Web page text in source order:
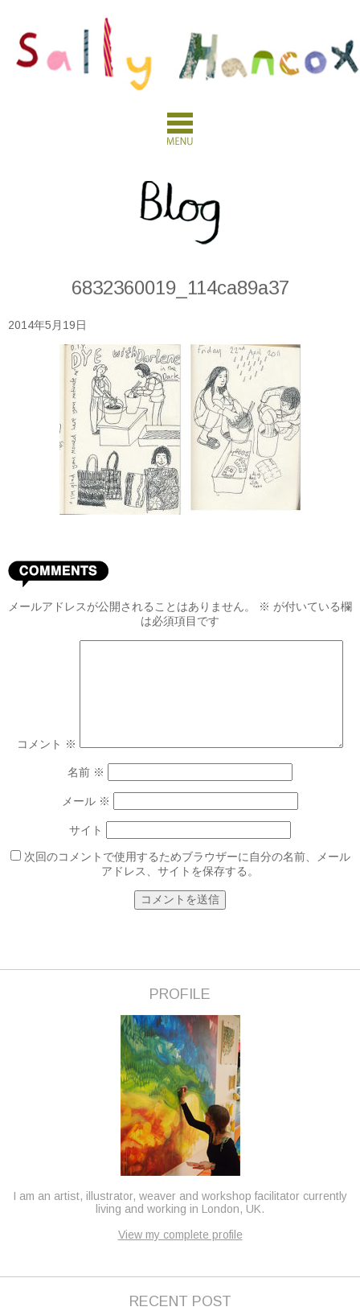
6832360019_114ca89a37
2014年5月19日
メールアドレスが公開されることはありません。 ※ が付いている欄
は必須項目です
コメント ※
名前 ※
メール ※
サイト
次回のコメントで使用するためブラウザーに自分の名前、メール
アドレス、サイトを保存する。
PROFILE
I am an artist, illustrator, weaver and workshop facilitator currently
living and working in London, UK.
View my complete profile
RECENT POST